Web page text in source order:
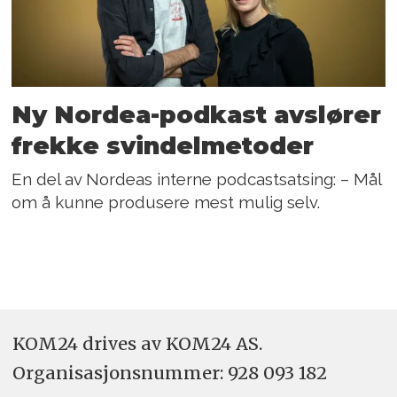
Ny Nordea-podkast avslører
frekke svindelmetoder
En del av Nordeas interne podcastsatsing: – Mål
om å kunne produsere mest mulig selv.
KOM24 drives av KOM24 AS.
Organisasjons­nummer: 928 093 182